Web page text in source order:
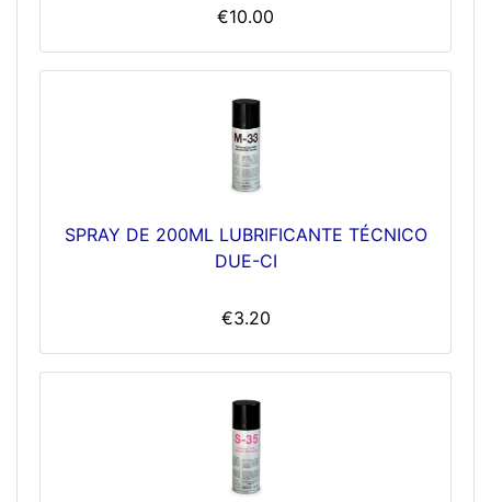
€10.00
SPRAY DE 200ML LUBRIFICANTE TÉCNICO
DUE-CI
€3.20